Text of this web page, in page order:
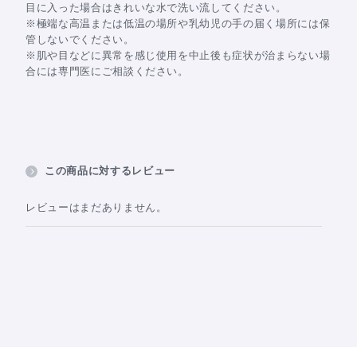
目に入った場合はきれいな水で洗い流してください。
※極端な高温または低温の場所や乳幼児の手の届く場所には保
管しないでください。
※肌や目などに異常を感じ使用を中止後も症状が治まらない場
合には専門医にご相談ください。
この商品に対するレビュー
レビューはまだありません。